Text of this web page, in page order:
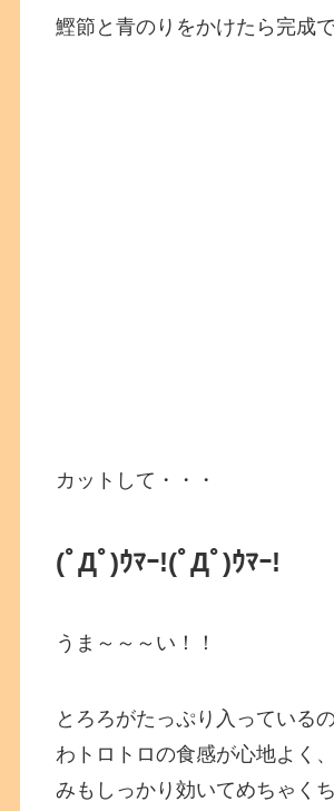
鰹節と青のりをかけたら完成で
カットして・・・
(ﾟДﾟ)ｳﾏｰ!(ﾟДﾟ)ｳﾏｰ!
うま～～～い！！
とろろがたっぷり入っている
わトロトロの食感が心地よく
みもしっかり効いてめちゃく